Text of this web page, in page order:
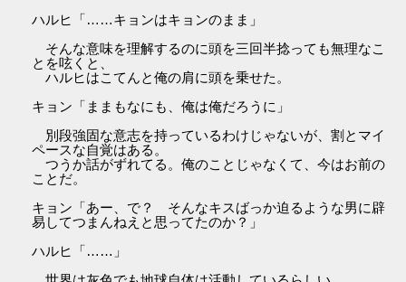
ハルヒ「……キョンはキョンのまま」
そんな意味を理解するのに頭を三回半捻っても無理なこ
とを呟くと、
ハルヒはこてんと俺の肩に頭を乗せた。
キョン「ままもなにも、俺は俺だろうに」
別段強固な意志を持っているわけじゃないが、割とマイ
ペースな自覚はある。
つうか話がずれてる。俺のことじゃなくて、今はお前の
ことだ。
キョン「あー、で？ そんなキスばっか迫るような男に辟
易してつまんねえと思ってたのか？」
ハルヒ「……」